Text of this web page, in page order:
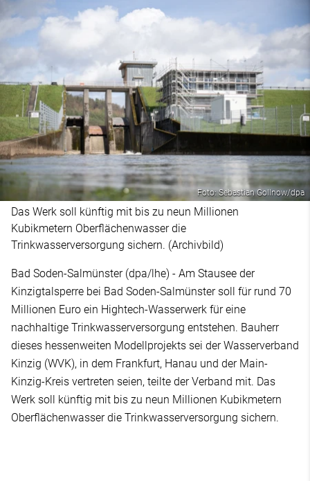
Foto: Sebastian Gollnow/dpa
Das Werk soll künftig mit bis zu neun Millionen
Kubikmetern Oberflächenwasser die
Trinkwasserversorgung sichern. (Archivbild)
Bad Soden-Salmünster (dpa/lhe) - Am Stausee der
Kinzigtalsperre bei Bad Soden-Salmünster soll für rund 70
Millionen Euro ein Hightech-Wasserwerk für eine
nachhaltige Trinkwasserversorgung entstehen. Bauherr
dieses hessenweiten Modellprojekts sei der Wasserverband
Kinzig (WVK), in dem Frankfurt, Hanau und der Main-
Kinzig-Kreis vertreten seien, teilte der Verband mit. Das
Werk soll künftig mit bis zu neun Millionen Kubikmetern
Oberflächenwasser die Trinkwasserversorgung sichern.